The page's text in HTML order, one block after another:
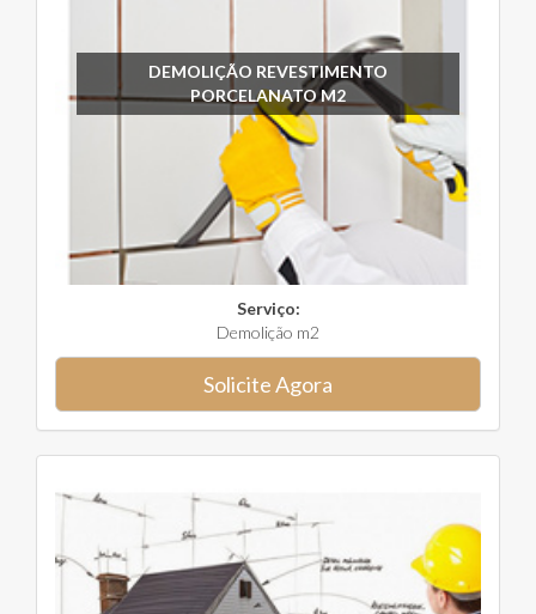
DEMOLIÇÃO REVESTIMENTO
PORCELANATO M2
Serviço:
Demolição m2
Solicite Agora